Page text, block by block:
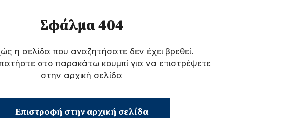
Σφάλμα 404
η σελίδα που αναζητήσατε δεν έχει βρεθεί.
στο παρακάτω κουμπί για να επιστρέψετε
στην αρχική σελίδα
Επιστροφή στην αρχική σελίδα